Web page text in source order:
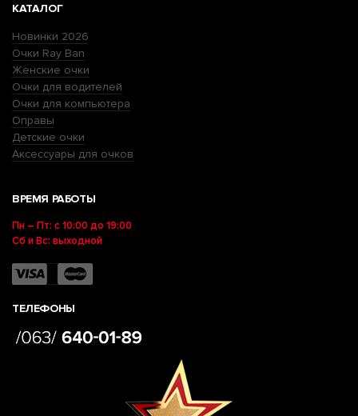
КАТАЛОГ
Новинки 2026
Очки Ray Ban
Женские очки
Очки для водителей
Очки для компьютера
Оправы
Детские очки
Аксессуары для очков
ВРЕМЯ РАБОТЫ
Пн – Пт: с 10:00 до 19:00
Сб и Вс: выходной
ТЕЛЕФОНЫ